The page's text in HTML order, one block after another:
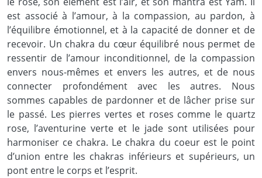
est associé à l’amour, à la compassion, au pardon, à
l’équilibre émotionnel, et à la capacité de donner et de
recevoir. Un chakra du cœur équilibré nous permet de
ressentir de l’amour inconditionnel, de la compassion
envers nous-mêmes et envers les autres, et de nous
connecter profondément avec les autres. Nous
sommes capables de pardonner et de lâcher prise sur
le passé. Les pierres vertes et roses comme le quartz
rose, l’aventurine verte et le jade sont utilisées pour
harmoniser ce chakra. Le chakra du coeur est le point
d’union entre les chakras inférieurs et supérieurs, un
pont entre le corps et l’esprit.